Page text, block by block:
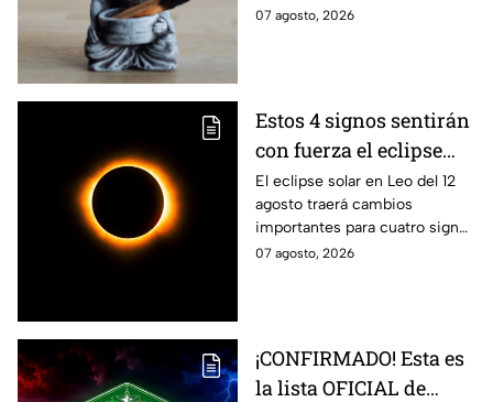
pueden ayudarte a soltar lo
07 agosto, 2026
Estos 4 signos sentirán
con fuerza el eclipse
solar del 12 de agosto
El eclipse solar en Leo del 12
agosto traerá cambios
importantes para cuatro signos
del zodiaco, que podrían
07 agosto, 2026
¡CONFIRMADO! Esta es
la lista OFICIAL de